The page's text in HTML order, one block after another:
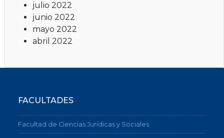
julio 2022
junio 2022
mayo 2022
abril 2022
FACULTADES
Facultad de Ciencias Jurídicas y Sociales